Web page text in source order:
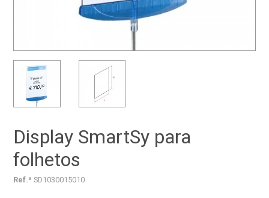
Display SmartSy para
folhetos
Ref.ª SD1030015010